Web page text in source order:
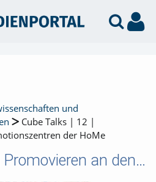
und
Cube Talks | 12 |
der HoMe
Cube Talks | 12 | Promovieren an den Promotionszentren der HoMe